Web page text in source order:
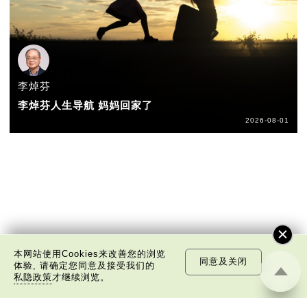
李焯芬
李焯芬人生导航 妈妈回家了
2026-08-01
本网站使用Cookies来改善您的浏览
体验, 请确定您同意及接受我们的
私隐政策才继续浏览。
同意及关闭